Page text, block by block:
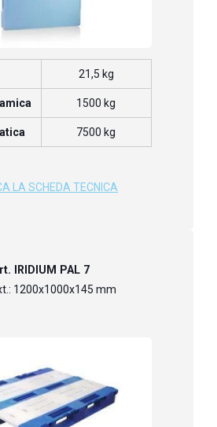
21,5 kg
1500 kg
7500 kg
LA SCHEDA TECNICA
IRIDIUM PAL 7
1200x1000x145 mm